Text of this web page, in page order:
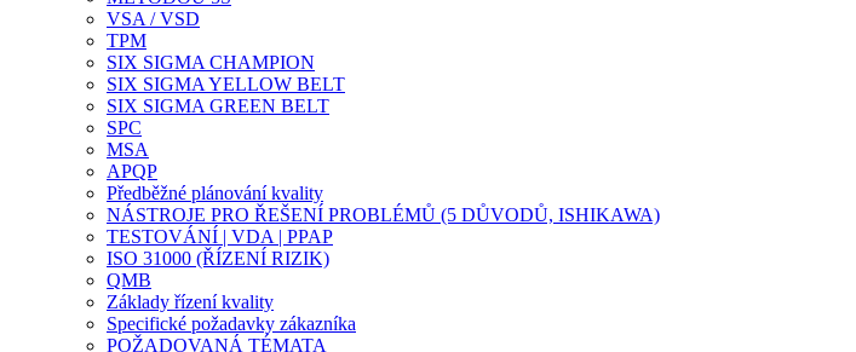
VSA / VSD
TPM
SIX SIGMA CHAMPION
SIX SIGMA YELLOW BELT
SIX SIGMA GREEN BELT
SPC
MSA
APQP
Předběžné plánování kvality
NÁSTROJE PRO ŘEŠENÍ PROBLÉMŮ (5 DŮVODŮ, ISHIKAWA)
TESTOVÁNÍ | VDA | PPAP
ISO 31000 (ŘÍZENÍ RIZIK)
QMB
Základy řízení kvality
Specifické požadavky zákazníka
POŽADOVANÁ TÉMATA